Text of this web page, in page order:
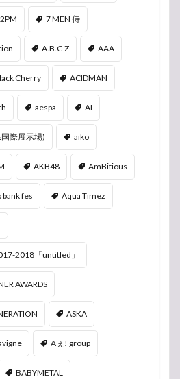
2PM 7 MEN 侍
A.B.C-Z AAA
Cherry ACIDMAN
aespa AI
際展示場) aiko
AKB48 AmBitious
bank fes Aqua Timez
2018「untitled」
AWARDS
ASKA
Aぇ! group
BABYMETAL